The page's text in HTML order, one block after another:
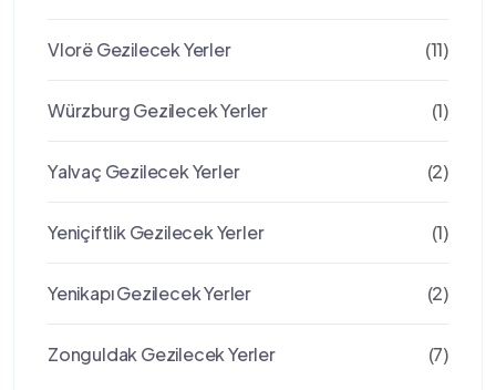
Vlorë Gezilecek Yerler (11)
Würzburg Gezilecek Yerler (1)
Yalvaç Gezilecek Yerler (2)
Yeniçiftlik Gezilecek Yerler (1)
Yenikapı Gezilecek Yerler (2)
Zonguldak Gezilecek Yerler (7)